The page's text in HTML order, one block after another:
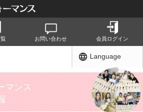
お問い合わせ 会員ログイン
Language
マンス